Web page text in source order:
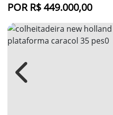
POR R$ 449.000,00
Previous